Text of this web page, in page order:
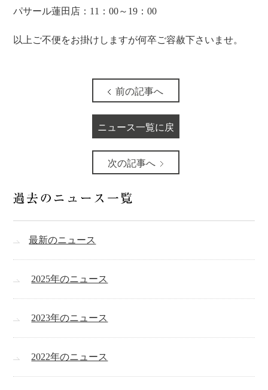
パサール蓮田店：11：00～19：00
以上ご不便をお掛けしますが何卒ご容赦下さいませ。
前の記事へ
ニュース一覧に戻
る
次の記事へ
最新のニュース
2025年のニュース
2023年のニュース
2022年のニュース